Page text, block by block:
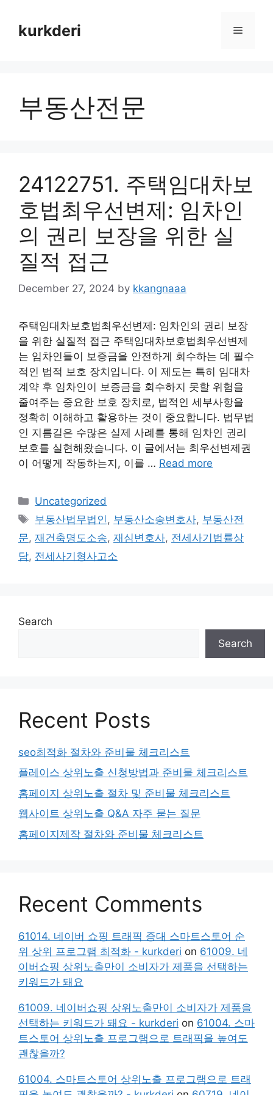
contentkurkderi Menu
부동산전문
24122751. 주택임대차보
호법최우선변제: 임차인
의 권리 보장을 위한 실
질적 접근
December 27, 2024 by kkangnaaa
주택임대차보호법최우선변제: 임차인의 권리 보장
을 위한 실질적 접근 주택임대차보호법최우선변제
는 임차인들이 보증금을 안전하게 회수하는 데 필수
적인 법적 보호 장치입니다. 이 제도는 특히 임대차
계약 후 임차인이 보증금을 회수하지 못할 위험을
줄여주는 중요한 보호 장치로, 법적인 세부사항을
정확히 이해하고 활용하는 것이 중요합니다. 법무법
인 지름길은 수많은 실제 사례를 통해 임차인 권리
보호를 실현해왔습니다. 이 글에서는 최우선변제권
이 어떻게 작동하는지, 이를 … Read more
Categories
Uncategorized
Tags
부동산법무법인 , 부동산소송변호사, 부동산전
문, 재건축명도소송, 재심변호사, 전세사기법률상
담, 전세사기형사고소
Search
Search
Recent Posts
seo최적화 절차와 준비물 체크리스트
플레이스 상위노출 신청방법과 준비물 체크리스트
홈페이지 상위노출 절차 및 준비물 체크리스트
웹사이트 상위노출 Q&A 자주 묻는 질문
홈페이지제작 절차와 준비물 체크리스트
Recent Comments
61014. 네이버 쇼핑 트래픽 증대 스마트스토어 순
위 상위 프로그램 최적화 - kurkderi on 61009. 네
이버쇼핑 상위노출만이 소비자가 제품을 선택하는
키워드가 돼요
61009. 네이버쇼핑 상위노출만이 소비자가 제품을
선택하는 키워드가 돼요 - kurkderi on 61004. 스마
트스토어 상위노출 프로그램으로 트래픽을 높여도
괜찮을까?
61004. 스마트스토어 상위노출 프로그램으로 트래